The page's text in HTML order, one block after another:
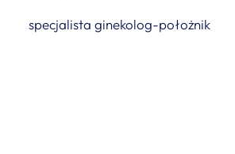
specjalista ginekolog-położnik